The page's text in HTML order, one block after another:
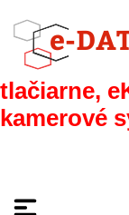
tlačiarne,
kamerové